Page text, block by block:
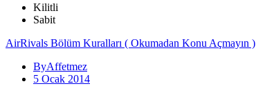
Kilitli
Sabit
AirRivals Bölüm Kuralları ( Okumadan Konu Açmayın )
ByAffetmez
5 Ocak 2014